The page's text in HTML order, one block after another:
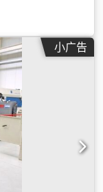
小广告